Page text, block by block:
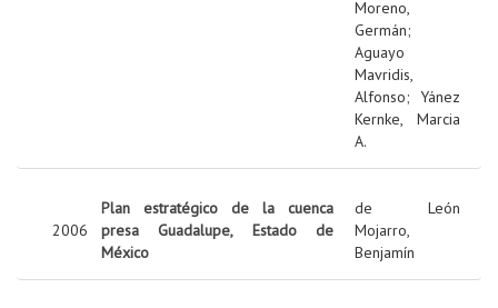
Moreno,
Germán;
Aguayo
Mavridis,
Alfonso; Yánez
Kernke, Marcia
A.
2006
Plan estratégico de la cuenca
presa Guadalupe, Estado de
México
de León
Mojarro,
Benjamín